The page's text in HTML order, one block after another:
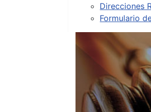
Direcciones
Formulario